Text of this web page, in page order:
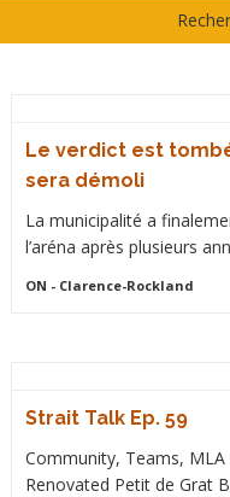
Le verdict est
sera démoli
La municipalité a
l’aréna après plusieurs
ON - Clarence-Rockland
Strait Talk Ep. 59
Community, Teams,
Renovated Petit de Grat